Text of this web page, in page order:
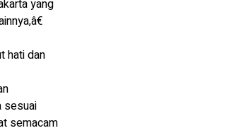
yang
hati dan
sesuai
semacam